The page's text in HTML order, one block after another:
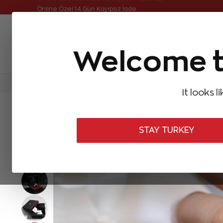
Welcome
It looks
STAY TURKEY
Online Özel Ücretsiz ve Sigortalı Teslimat
Aynı Gün Kargo Çok Satanlar